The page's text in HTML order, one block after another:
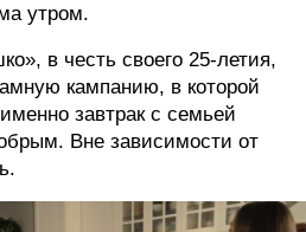
утром.
в честь своего 25-летия,
кампанию, в которой
завтрак с семьей
Вне зависимости от
РЕКЛАМА
КОНТАКТЫ